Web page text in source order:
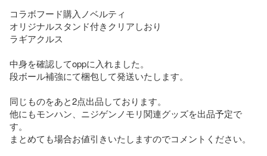
コラボフード購入ノベルティ
オリジナルスタンド付きクリアしおり
ラギアクルス
中身を確認してoppに入れました。
段ボール補強にて梱包して発送いたします。
同じものをあと2点出品しております。
他にもモンハン、ニジゲンノモリ関連グッズを出品予定で
す。
まとめても場合お値引きいたしますのでコメントください。